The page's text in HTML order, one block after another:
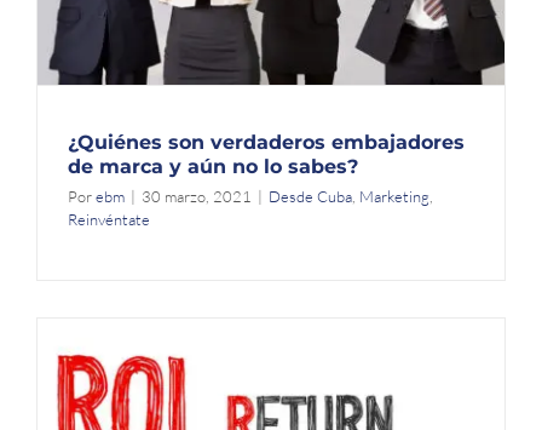
¿Quiénes son verdaderos embajadores
de marca y aún no lo sabes?
Porebm | 30 marzo, 2021 | Desde Cuba Marketing
Reinvéntate